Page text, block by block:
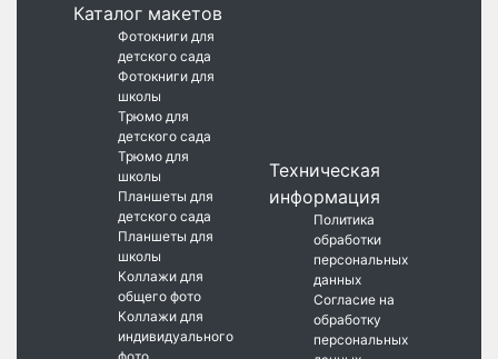
Каталог макетов
Фотокниги для
детского сада
Фотокниги для
школы
Трюмо для
детского сада
Трюмо для
школы
Планшеты для
детского сада
Планшеты для
школы
Коллажи для
общего фото
Коллажи для
индивидуального
Техническая
информация
Политика
обработки
персональных
данных
Согласие на
обработку
персональных